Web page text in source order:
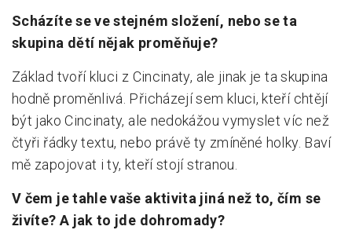
Scházíte se ve stejném složení, nebo se ta
skupina dětí nějak proměňuje?
Základ tvoří kluci z Cincinaty, ale jinak je ta skupina
hodně proměnlivá. Přicházejí sem kluci, kteří chtějí
být jako Cincinaty, ale nedokážou vymyslet víc než
čtyři řádky textu, nebo právě ty zmíněné holky. Baví
mě zapojovat i ty, kteří stojí stranou.
V čem je tahle vaše aktivita jiná než to, čím se
živíte? A jak to jde dohromady?